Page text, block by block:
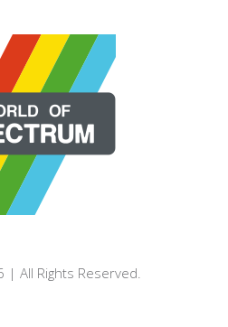
| All Rights Reserved.